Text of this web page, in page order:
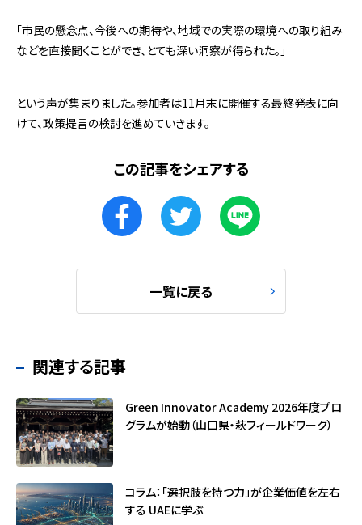
「市民の懸念点、今後への期待や、地域での実際の環境への取り組み
などを直接聞くことができ、とても深い洞察が得られた。」
という声が集まりました。参加者は11月末に開催する最終発表に向
けて、政策提言の検討を進めていきます。
この記事をシェアする
一覧に戻る
関連する記事
Green Innovator Academy 2026年度プロ
グラムが始動（山口県・萩フィールドワーク）
コラム：「選択肢を持つ力」が企業価値を左右
する ――UAEに学ぶ